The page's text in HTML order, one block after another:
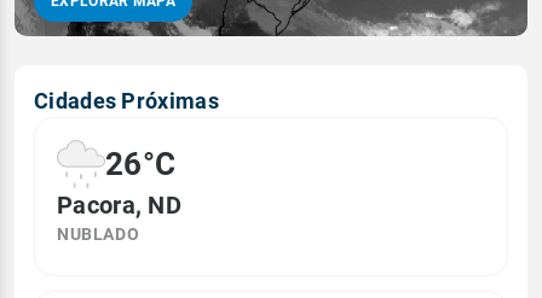
Cidades Próximas
26°C
Pacora, ND
NUBLADO